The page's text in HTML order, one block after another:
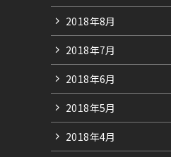
2018年8月
2018年7月
2018年6月
2018年5月
2018年4月